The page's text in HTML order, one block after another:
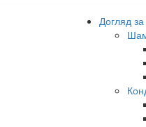
Догляд